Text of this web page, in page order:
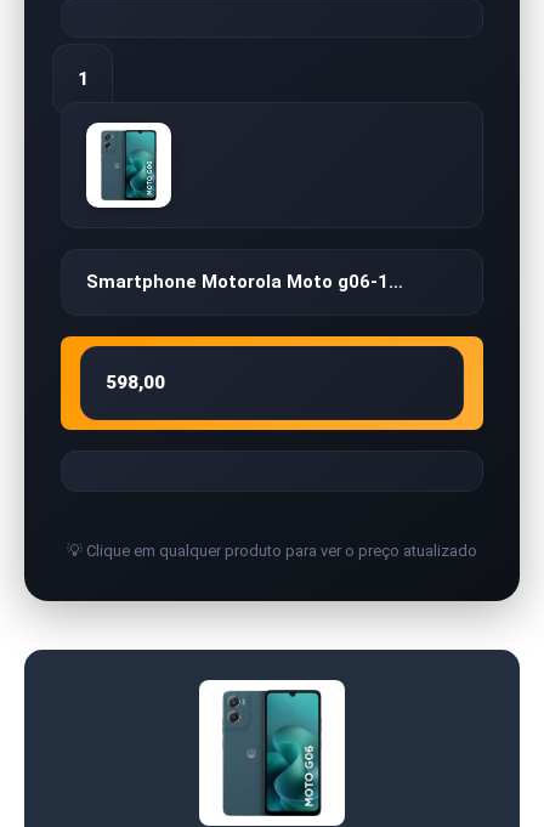
1
Smartphone Motorola Moto g06-1…
598,00
💡 Clique em qualquer produto para ver o preço atualizado